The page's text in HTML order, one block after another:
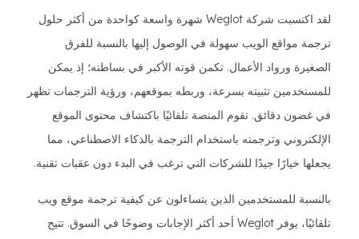
لقد اكتسبت شركة Weglot شهرة واسعة كواحدة من أكثر حلول
ترجمة مواقع الويب سهولة في الوصول إليها بالنسبة للفرق
الصغيرة ورواد الأعمال. تكمن قوته الأكبر في بساطته؛ إذ يمكن
للمستخدمين تثبيته بسرعة، وربطه بموقعهم، ورؤية الترجمات تظهر
في غضون دقائق. تقوم المنصة تلقائيًا باكتشاف محتوى الموقع
الإلكتروني وترجمته باستخدام الترجمة بالذكاء الاصطناعي، مما
يجعلها خيارًا جيدًا للشركات التي ترغب في البدء دون عقبات تقنية.
بالنسبة للمستخدمين الذين يتساءلون عن كيفية ترجمة موقع ويب
تلقائيًا، يوفر Weglot أحد أكثر الإجابات وضوحًا في السوق. تتيح